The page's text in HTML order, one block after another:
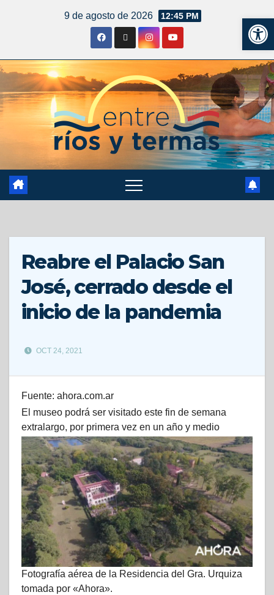
9 de agosto de 2026 12:45 PM
Reabre el Palacio San
José, cerrado desde el
inicio de la pandemia
OCT 24, 2021
Fuente: ahora.com.ar
El museo podrá ser visitado este fin de semana
extralargo, por primera vez en un año y medio
Fotografía aérea de la Residencia del Gra. Urquiza
tomada por «Ahora».